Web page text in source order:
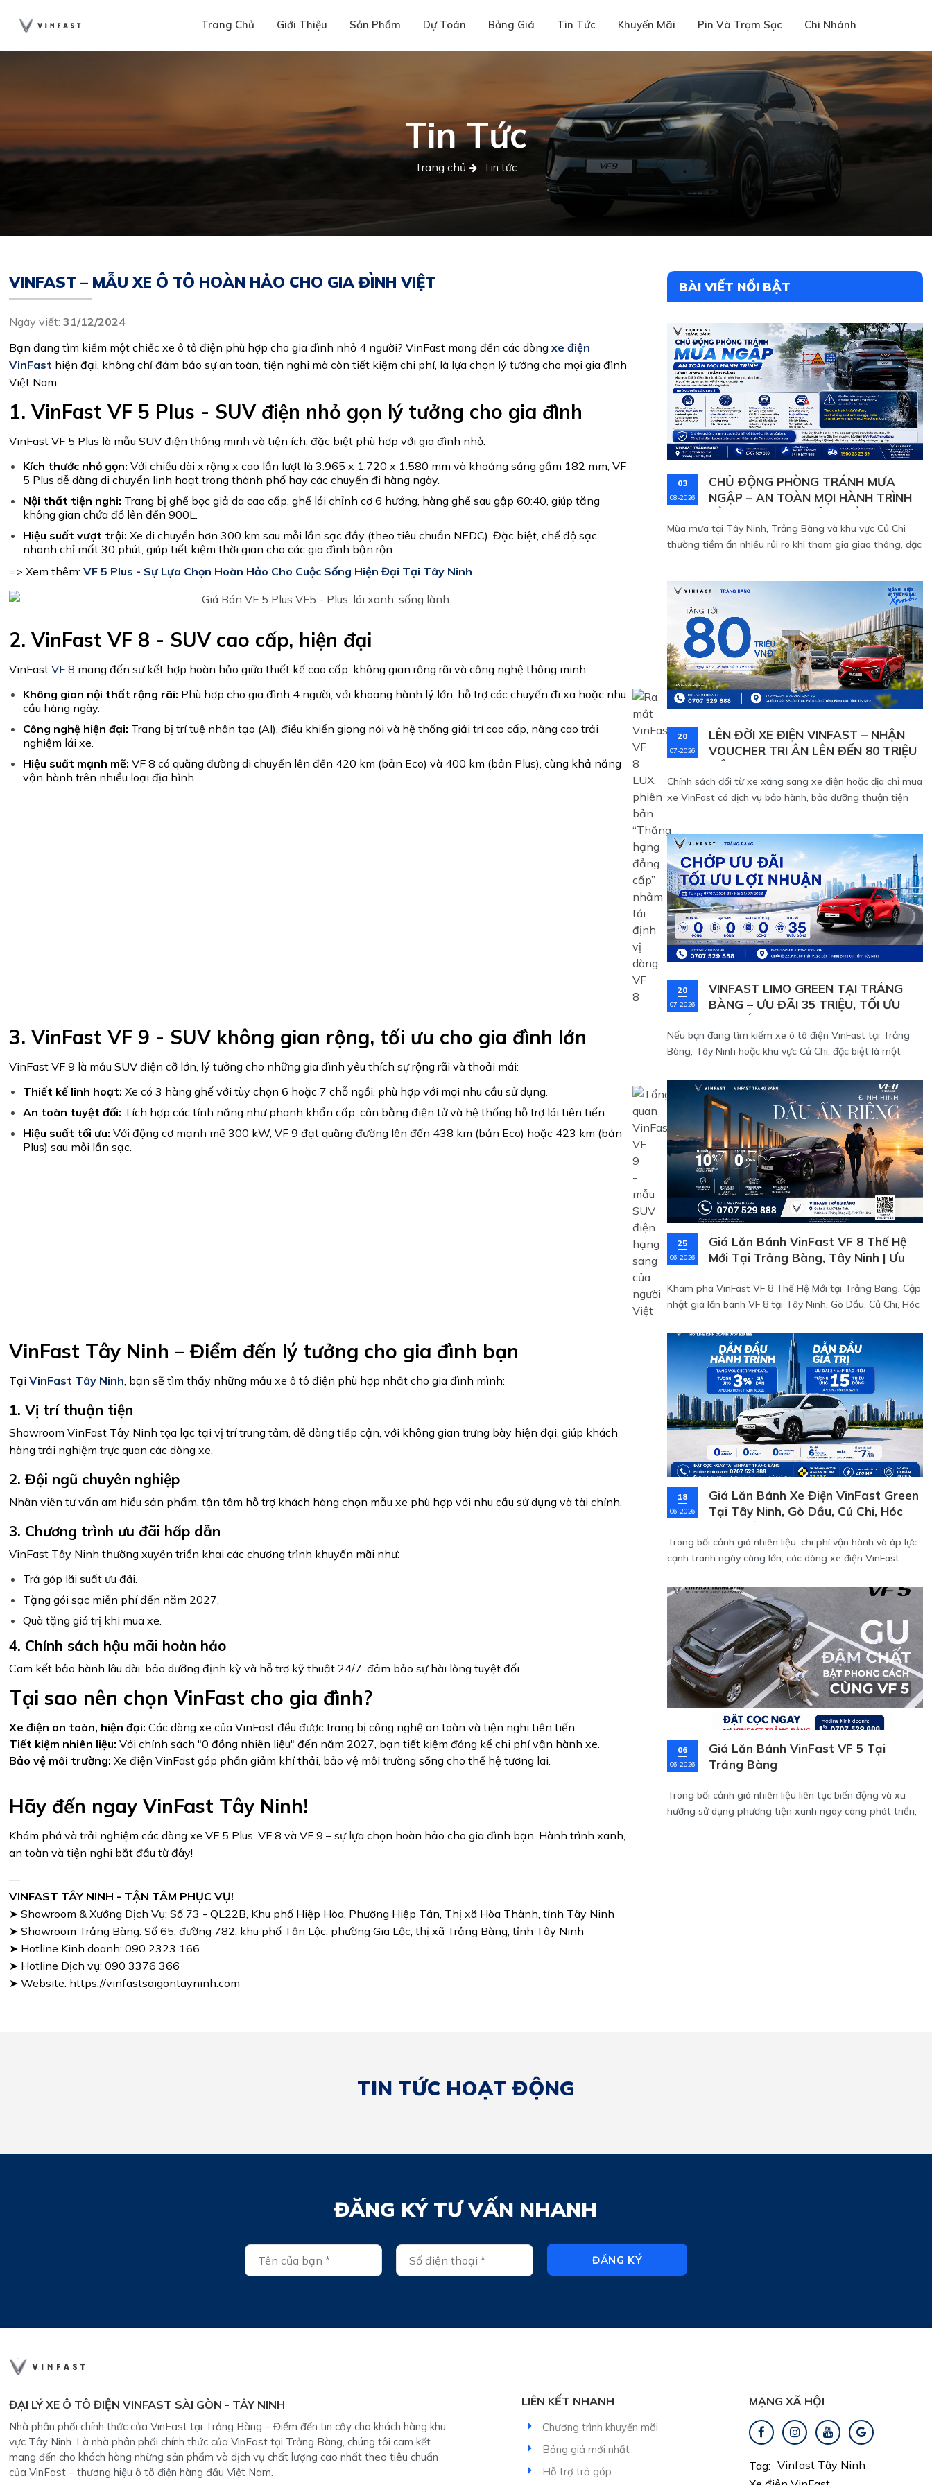
Trang Chủ Giới Thiệu Sản Phẩm Dự Toán Bảng Giá Tin Tức Khuyến Mãi Pin Và Trạm Sạc Chi Nhánh
Tin Tức
Trang chủ Tin tức
VINFAST – MẪU XE Ô TÔ HOÀN HẢO CHO GIA ĐÌNH VIỆT
Ngày viết:31/12/2024
Bạn đang tìm kiếm một chiếc xe ô tô điện phù hợp cho gia đình nhỏ 4 người? VinFast mang đến các dòng xe điện
VinFast hiện đại, không chỉ đảm bảo sự an toàn, tiện nghi mà còn tiết kiệm chi phí, là lựa chọn lý tưởng cho mọi gia đình
Việt Nam.
1. VinFast VF 5 Plus - SUV điện nhỏ gọn lý tưởng cho gia đình
VinFast VF 5 Plus là mẫu SUV điện thông minh và tiện ích, đặc biệt phù hợp với gia đình nhỏ:
Kích thước nhỏ gọn: Với chiều dài x rộng x cao lần lượt là 3.965 x 1.720 x 1.580 mm và khoảng sáng gầm 182 mm, VF
5 Plus dễ dàng di chuyển linh hoạt trong thành phố hay các chuyến đi hàng ngày.
Nội thất tiện nghi: Trang bị ghế bọc giả da cao cấp, ghế lái chỉnh cơ 6 hướng, hàng ghế sau gập 60:40, giúp tăng
không gian chứa đồ lên đến 900L.
Hiệu suất vượt trội: Xe di chuyển hơn 300 km sau mỗi lần sạc đầy (theo tiêu chuẩn NEDC). Đặc biệt, chế độ sạc
nhanh chỉ mất 30 phút, giúp tiết kiệm thời gian cho các gia đình bận rộn.
=> Xem thêm:VF 5 Plus - Sự Lựa Chọn Hoàn Hảo Cho Cuộc Sống Hiện Đại Tại Tây Ninh
2. VinFast VF 8 - SUV cao cấp, hiện đại
VinFastVF 8 mang đến sự kết hợp hoàn hảo giữa thiết kế cao cấp, không gian rộng rãi và công nghệ thông minh:
Không gian nội thất rộng rãi: Phù hợp cho gia đình 4 người, với khoang hành lý lớn, hỗ trợ các chuyến đi xa hoặc nhu
cầu hàng ngày.
Công nghệ hiện đại: Trang bị trí tuệ nhân tạo (AI), điều khiển giọng nói và hệ thống giải trí cao cấp, nâng cao trải
nghiệm lái xe.
Hiệu suất mạnh mẽ: VF 8 có quãng đường di chuyển lên đến 420 km (bản Eco) và 400 km (bản Plus), cùng khả năng
vận hành trên nhiều loại địa hình.
3. VinFast VF 9 - SUV không gian rộng, tối ưu cho gia đình lớn
VinFast VF 9 là mẫu SUV điện cỡ lớn, lý tưởng cho những gia đình yêu thích sự rộng rãi và thoải mái:
Thiết kế linh hoạt: Xe có 3 hàng ghế với tùy chọn 6 hoặc 7 chỗ ngồi, phù hợp với mọi nhu cầu sử dụng.
An toàn tuyệt đối: Tích hợp các tính năng như phanh khẩn cấp, cân bằng điện tử và hệ thống hỗ trợ lái tiên tiến.
Hiệu suất tối ưu: Với động cơ mạnh mẽ 300 kW, VF 9 đạt quãng đường lên đến 438 km (bản Eco) hoặc 423 km (bản
Plus) sau mỗi lần sạc.
VinFast Tây Ninh – Điểm đến lý tưởng cho gia đình bạn
TạiVinFast Tây Ninh, bạn sẽ tìm thấy những mẫu xe ô tô điện phù hợp nhất cho gia đình mình:
1. Vị trí thuận tiện
Showroom VinFast Tây Ninh tọa lạc tại vị trí trung tâm, dễ dàng tiếp cận, với không gian trưng bày hiện đại, giúp khách
hàng trải nghiệm trực quan các dòng xe.
2. Đội ngũ chuyên nghiệp
Nhân viên tư vấn am hiểu sản phẩm, tận tâm hỗ trợ khách hàng chọn mẫu xe phù hợp với nhu cầu sử dụng và tài chính.
3. Chương trình ưu đãi hấp dẫn
VinFast Tây Ninh thường xuyên triển khai các chương trình khuyến mãi như:
Trả góp lãi suất ưu đãi.
Tặng gói sạc miễn phí đến năm 2027.
Quà tặng giá trị khi mua xe.
4. Chính sách hậu mãi hoàn hảo
Cam kết bảo hành lâu dài, bảo dưỡng định kỳ và hỗ trợ kỹ thuật 24/7, đảm bảo sự hài lòng tuyệt đối.
Tại sao nên chọn VinFast cho gia đình?
Xe điện an toàn, hiện đại: Các dòng xe của VinFast đều được trang bị công nghệ an toàn và tiện nghi tiên tiến.
Tiết kiệm nhiên liệu: Với chính sách "0 đồng nhiên liệu" đến năm 2027, bạn tiết kiệm đáng kể chi phí vận hành xe.
Bảo vệ môi trường: Xe điện VinFast góp phần giảm khí thải, bảo vệ môi trường sống cho thế hệ tương lai.
Hãy đến ngay VinFast Tây Ninh!
Khám phá và trải nghiệm các dòng xe VF 5 Plus, VF 8 và VF 9 – sự lựa chọn hoàn hảo cho gia đình bạn. Hành trình xanh,
an toàn và tiện nghi bắt đầu từ đây!
—
VINFAST TÂY NINH - TẬN TÂM PHỤC VỤ!
➤ Showroom & Xưởng Dịch Vụ: Số 73 - QL22B, Khu phố Hiệp Hòa, Phường Hiệp Tân, Thị xã Hòa Thành, tỉnh Tây Ninh
➤ Showroom Trảng Bàng: Số 65, đường 782, khu phố Tân Lộc, phường Gia Lộc, thị xã Trảng Bàng, tỉnh Tây Ninh
➤ Hotline Kinh doanh: 090 2323 166
➤ Hotline Dịch vụ: 090 3376 366
➤ Website: https://vinfastsaigontayninh.com
BÀI VIẾT NỔI BẬT
03
08-2026
CHỦ ĐỘNG PHÒNG TRÁNH MƯA
NGẬP – AN TOÀN MỌI HÀNH TRÌNH
CÙNG VINFAST TRẢNG BÀNG
Mùa mưa tại Tây Ninh, Trảng Bàng và khu vực Củ Chi
thường tiềm ẩn nhiều rủi ro khi tham gia giao thông, đặc
ngập nước không chỉ giúp bảo vệ phương tiện mà còn
đảm bảo an toàn cho người lái và hành khách trên mỗi
hành trình.
20
07-2026
LÊN ĐỜI XE ĐIỆN VINFAST – NHẬN
VOUCHER TRI ÂN LÊN ĐẾN 80 TRIỆU
Chính sách đổi từ xe xăng sang xe điện hoặc địa chỉ mua
xe VinFast có dịch vụ bảo hành, bảo dưỡng thuận tiện
khâu tư vấn mua xe đến dịch vụ hậu mãi.
20
07-2026
VINFAST LIMO GREEN TẠI TRẢNG
BÀNG – ƯU ĐÃI 35 TRIỆU, TỐI ƯU
CHI PHÍ KINH DOANH
Nếu bạn đang tìm kiếm xe ô tô điện VinFast tại Trảng
Bàng, Tây Ninh hoặc khu vực Củ Chi, đặc biệt là một
chuyển hành khách hoặc phục vụ nhu cầu di chuyển
thường xuyên, VinFast Limo Green là một trong những
lựa chọn đáng cân nhắc trong tháng 7/2026.
25
06-2026
Giá Lăn Bánh VinFast VF 8 Thế Hệ
Mới Tại Trảng Bàng, Tây Ninh | Ưu
Khám phá VinFast VF 8 Thế Hệ Mới tại Trảng Bàng. Cập
nhật giá lăn bánh VF 8 tại Tây Ninh, Gò Dầu, Củ Chi, Hóc
xe hấp dẫn.
18
06-2026
Giá Lăn Bánh Xe Điện VinFast Green
Tại Tây Ninh, Gò Dầu, Củ Chi, Hóc
Môn – Ưu Đãi Tháng 06/2026
Trong bối cảnh giá nhiên liệu, chi phí vận hành và áp lực
cạnh tranh ngày càng lớn, các dòng xe điện VinFast
quan tâm khi tìm kiếm giải pháp đầu tư bền vững cho
tương lai.
06
06-2026
Giá Lăn Bánh VinFast VF 5 Tại
Trảng Bàng
Trong bối cảnh giá nhiên liệu liên tục biến động và xu
hướng sử dụng phương tiện xanh ngày càng phát triển,
TIN TỨC HOẠT ĐỘNG
ĐĂNG KÝ TƯ VẤN NHANH
ĐĂNG KÝ
ĐẠI LÝ XE Ô TÔ ĐIỆN VINFAST SÀI GÒN - TÂY NINH
Nhà phân phối chính thức của VinFast tại Trảng Bàng – Điểm đến tin cậy cho khách hàng khu
vực Tây Ninh. Là nhà phân phối chính thức của VinFast tại Trảng Bàng, chúng tôi cam kết
mang đến cho khách hàng những sản phẩm và dịch vụ chất lượng cao nhất theo tiêu chuẩn
của VinFast – thương hiệu ô tô điện hàng đầu Việt Nam.
LIÊN KẾT NHANH
Chương trình khuyến mãi
Bảng giá mới nhất
Hỗ trợ trả góp
MẠNG XÃ HỘI
Tag: Vinfast Tây Ninh